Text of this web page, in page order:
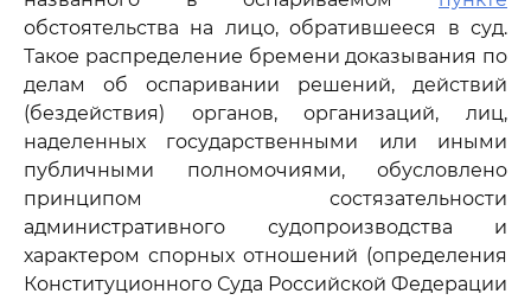
обстоятельства на лицо, обратившееся в суд.
Такое распределение бремени доказывания по
делам об оспаривании решений, действий
(бездействия) органов, организаций, лиц,
наделенных государственными или иными
публичными полномочиями, обусловлено
принципом состязательности
административного судопроизводства и
характером спорных отношений (определения
Конституционного Суда Российской Федерации